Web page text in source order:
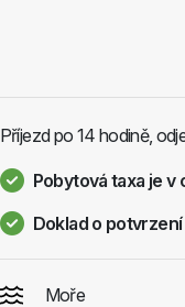
Příjezd po 14 hodině,
Pobytová taxa je v
Doklad o
Moře